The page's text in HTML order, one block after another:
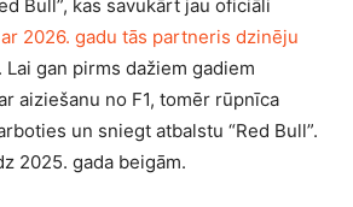
Bull”, kas savukārt jau oficiāli
2026. gadu tās partneris dzinēju
. Lai gan pirms dažiem gadiem
aiziešanu no F1, tomēr rūpnīca
un sniegt atbalstu “Red Bull”.
2025. gada beigām.